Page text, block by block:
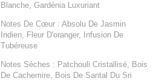
Blanche, Gardénia Luxuriant
Notes De Cœur : Absolu De Jasmin
Indien, Fleur D'oranger, Infusion De
Tubéreuse
Notes Sèches : Patchouli Cristallisé, Bois
De Cachemire, Bois De Santal Du Sri